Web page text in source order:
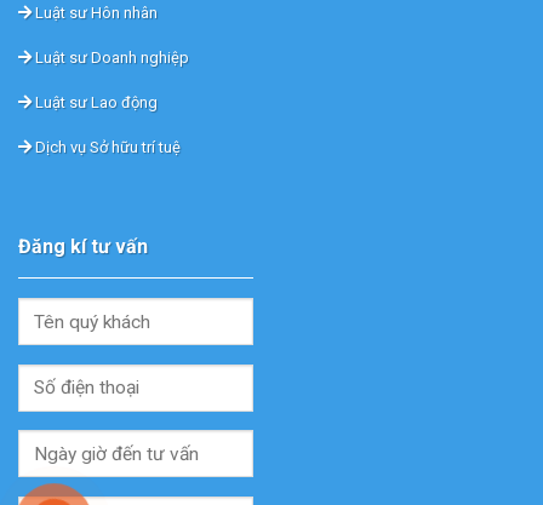
Luật sư Hôn nhân
Luật sư Doanh nghiệp
Luật sư Lao động
Dịch vụ Sở hữu trí tuệ
Đăng kí tư vấn